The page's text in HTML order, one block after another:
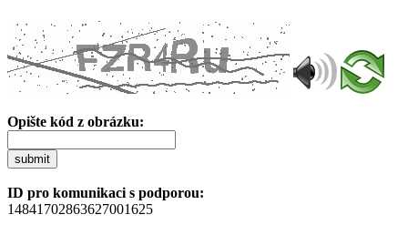
Opište kód z obrázku:
submit
ID pro komunikaci s podporou:
14841702863627001625